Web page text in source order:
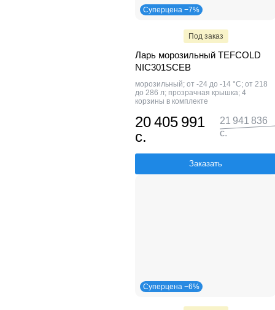
Суперцена −7%
Под заказ
Ларь морозильный TEFCOLD
NIC301SCEB
морозильный; от -24 до -14 °С; от 218
до 286 л; прозрачная крышка; 4
корзины в комплекте
20 405 991
с.
21 941 836
с.
Заказать
Суперцена −6%